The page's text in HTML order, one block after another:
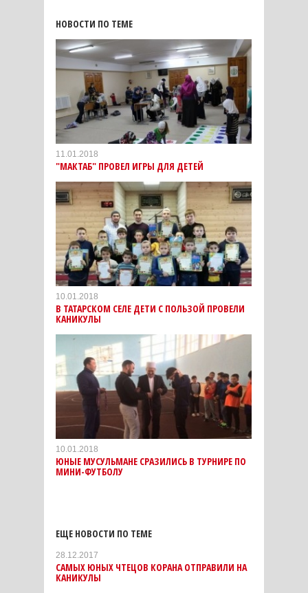
НОВОСТИ ПО ТЕМЕ
11.01.2018
"МАКТАБ" ПРОВЕЛ ИГРЫ ДЛЯ ДЕТЕЙ
10.01.2018
В ТАТАРСКОМ СЕЛЕ ДЕТИ С ПОЛЬЗОЙ ПРОВЕЛИ
КАНИКУЛЫ
10.01.2018
ЮНЫЕ МУСУЛЬМАНЕ СРАЗИЛИСЬ В ТУРНИРЕ ПО
МИНИ-ФУТБОЛУ
ЕЩЕ НОВОСТИ ПО ТЕМЕ
28.12.2017
САМЫХ ЮНЫХ ЧТЕЦОВ КОРАНА ОТПРАВИЛИ НА
КАНИКУЛЫ